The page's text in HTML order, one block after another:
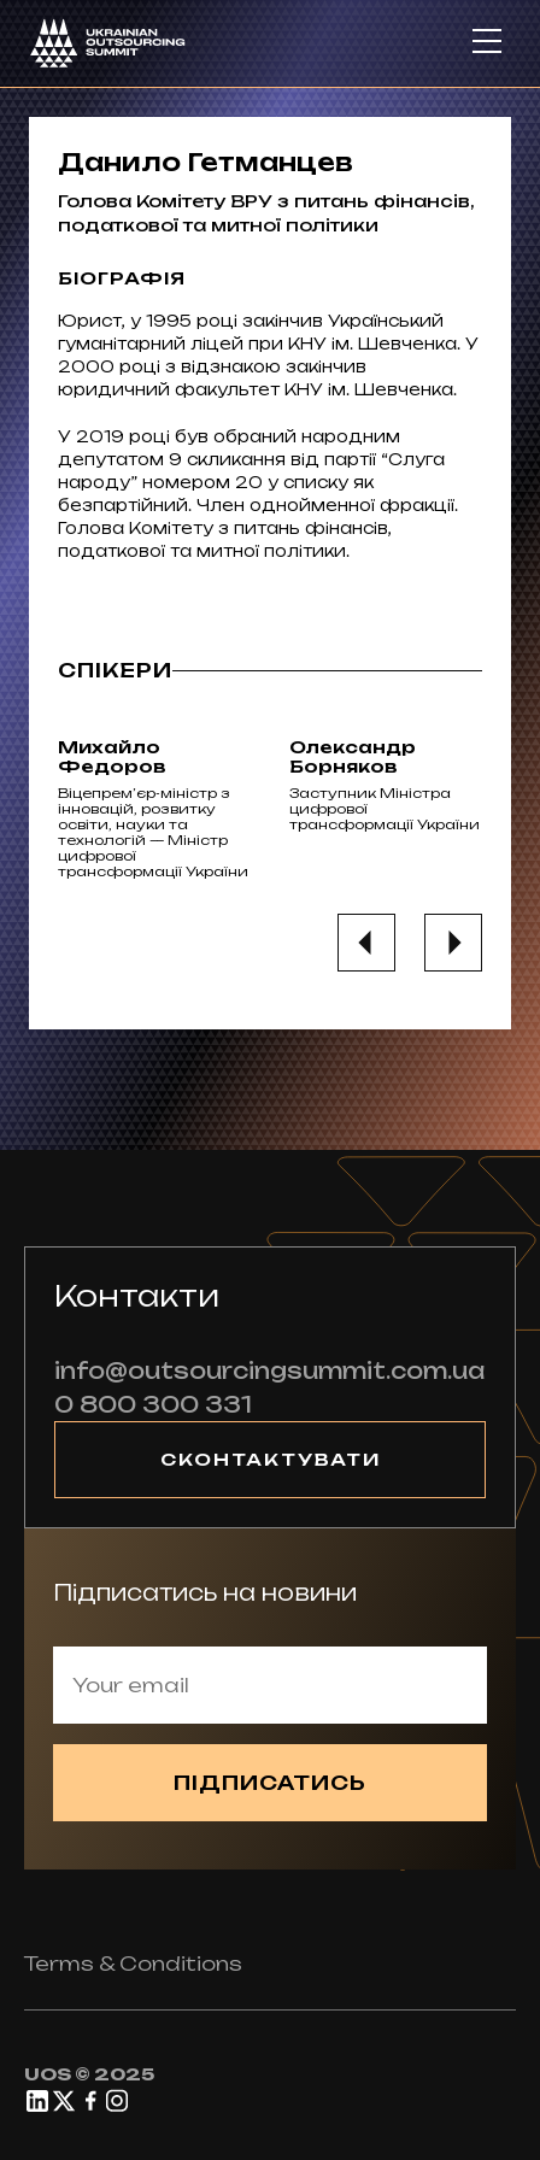
Данило Гетманцев
Голова Комітету ВРУ з питань фінансів,
податкової та митної політики
БІОГРАФІЯ
Юрист, у 1995 році закінчив Український
гуманітарний ліцей при КНУ ім. Шевченка. У
2000 році з відзнакою закінчив
юридичний факультет КНУ ім. Шевченка.
У 2019 році був обраний народним
депутатом 9 скликання від партії “Слуга
народу” номером 20 у списку як
безпартійний. Член однойменної фракції.
Голова Комітету з питань фінансів,
податкової та митної політики.
СПІКЕРИ
Михайло
Федоров
Віцепрем’єр-міністр з
інновацій, розвитку
освіти, науки та
технологій — Міністр
цифрової
трансформації України
Олександр
Борняков
Заступник Міністра
цифрової
трансформації України
Контакти
info@outsourcingsummit.com.ua
0 800 300 331
СКОНТАКТУВАТИ
Підписатись на новини
Terms & Conditions
UOS © 2025